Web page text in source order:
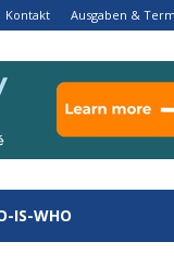
Kontakt Ausgaben &
IS-WHO